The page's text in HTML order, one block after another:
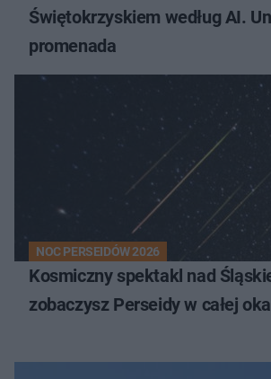
Świętokrzyskiem według AI.
promenada
NOC PERSEIDÓW 2026
Kosmiczny spektakl nad
zobaczysz Perseidy w całej